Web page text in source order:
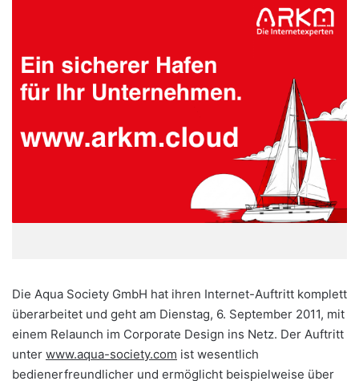
Die Aqua Society GmbH hat ihren Internet-Auftritt komplett
überarbeitet und geht am Dienstag, 6. September 2011, mit
einem Relaunch im Corporate Design ins Netz. Der Auftritt
unter www.aqua-society.com ist wesentlich
bedienerfreundlicher und ermöglicht beispielweise über